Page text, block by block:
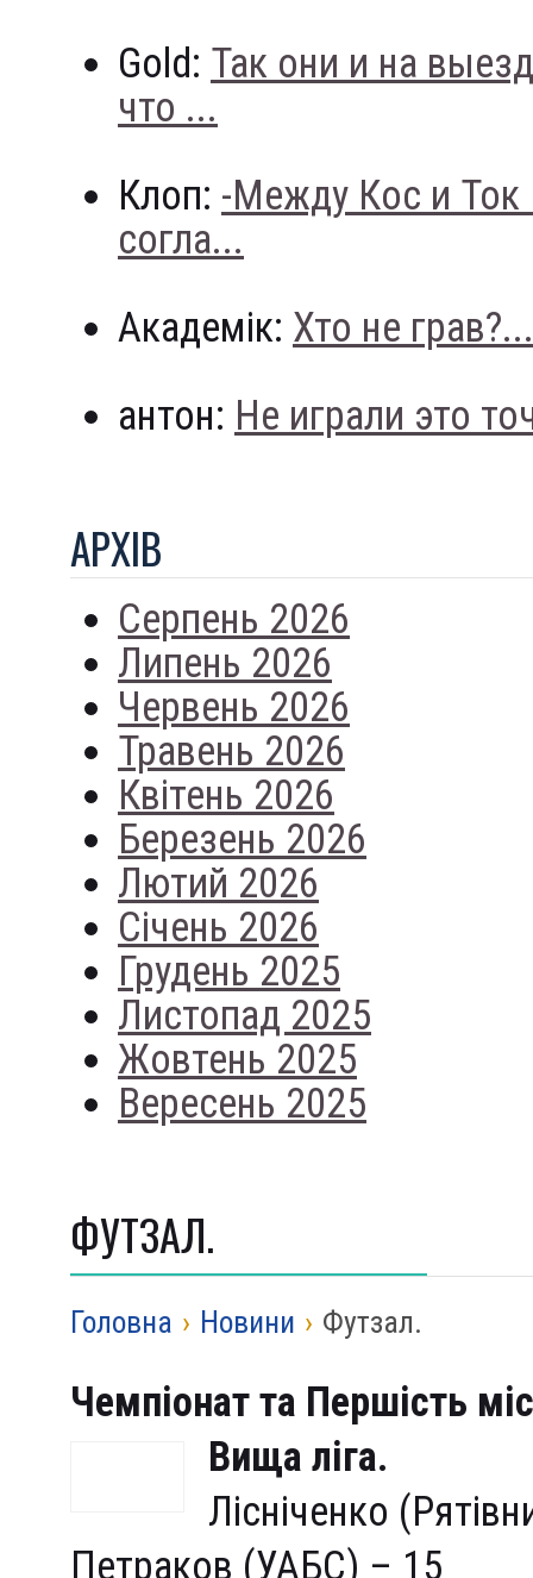
Gold: Так они и на
что ...
Клоп: -Между Кос и
согла...
Академік: Хто не грав?...
антон: Не играли это
АРХIВ
Серпень 2026
Липень 2026
Червень 2026
Травень 2026
Квітень 2026
Березень 2026
Лютий 2026
Січень 2026
Грудень 2025
Листопад 2025
Жовтень 2025
Вересень 2025
ФУТЗАЛ.
Головна › Новини › Футзал.
Чемпіонат та Першість
Вища ліга.
Лісніченко
Петраков (УАБС) – 15